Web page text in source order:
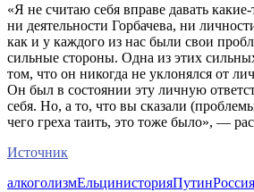
«Я не считаю себя вправе давать
ни деятельности Горбачева, ни
как и у каждого из нас были свои
сильные стороны. Одна из этих
том, что он никогда не уклонялся от
Он был в состоянии эту личную
себя. Но, а то, что вы сказали
чего греха таить, это тоже было», —
Источник
алкоголизмЕльцинисторияПутинРоссия